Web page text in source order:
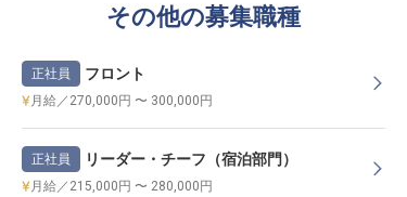
その他の募集職種
正社員 フロント
月給／270,000円 〜 300,000円
正社員 リーダー・チーフ（宿泊部門）
月給／215,000円 〜 280,000円